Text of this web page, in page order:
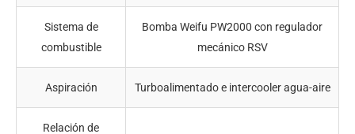
Sistema de
combustible
Bomba Weifu PW2000 con regulador
mecánico RSV
Aspiración Turboalimentado e intercooler agua-aire
Relación de